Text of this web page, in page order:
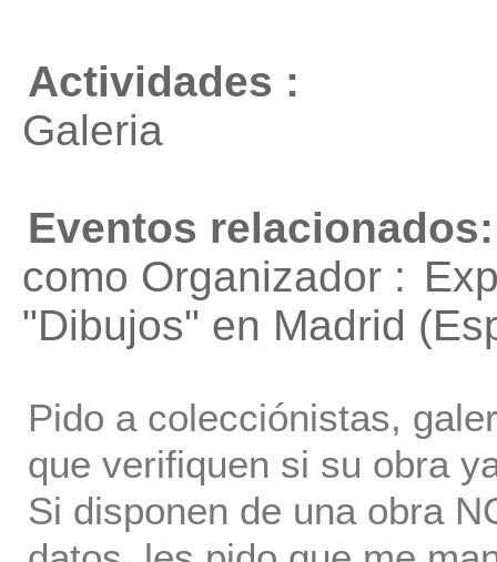
Actividades :
Galeria
Eventos relacionados:
como Organizador :
"Dibujos" en Madrid
Pido a colecciónistas,
que verifiquen si su obra
Si disponen de una obra